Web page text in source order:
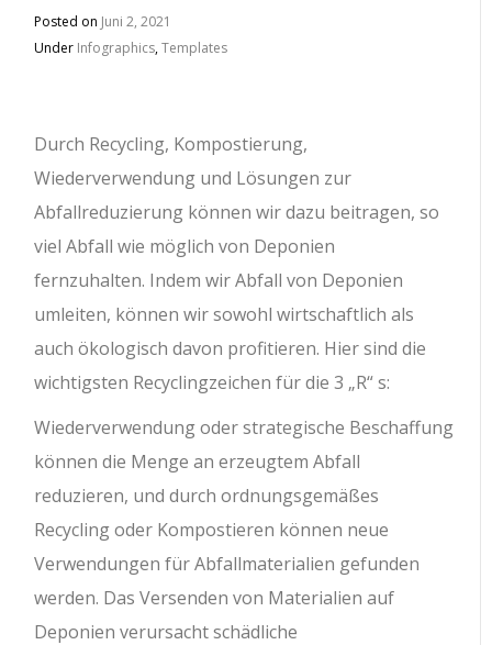
Posted on Juni 2, 2021
Under Infographics,Templates
Durch Recycling, Kompostierung,
Wiederverwendung und Lösungen zur
Abfallreduzierung können wir dazu beitragen, so
viel Abfall wie möglich von Deponien
fernzuhalten. Indem wir Abfall von Deponien
umleiten, können wir sowohl wirtschaftlich als
auch ökologisch davon profitieren. Hier sind die
wichtigsten Recyclingzeichen für die 3 „R“ s:
Wiederverwendung oder strategische Beschaffung
können die Menge an erzeugtem Abfall
reduzieren, und durch ordnungsgemäßes
Recycling oder Kompostieren können neue
Verwendungen für Abfallmaterialien gefunden
werden. Das Versenden von Materialien auf
Deponien verursacht schädliche